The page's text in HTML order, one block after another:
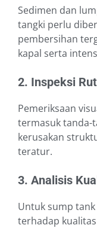
Sedimen dan
tangki perlu
pembersihan
kapal serta
2. Inspeksi
Pemeriksaan
termasuk tanda-
kerusakan
teratur.
3. Analisis
Untuk sump
terhadap